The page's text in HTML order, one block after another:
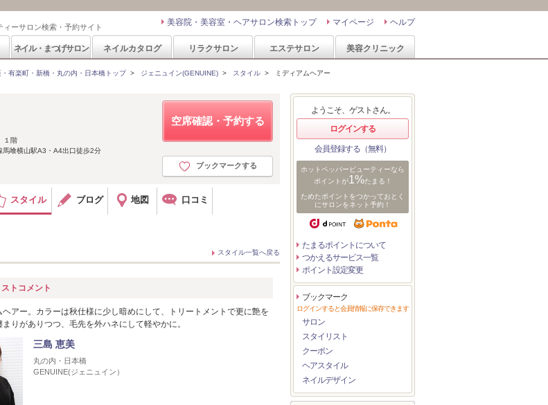
ーサロン検索・予約サイト ヘルプ
マイページ
美容院・美容室・ヘアサロン検索トップ
ネイル・まつげサロン ネイルカタログ リラクサロン エステサロン 美容クリニック
・有楽町・新橋・丸の内・日本橋トップ> ジェニュイン(GENUINE) > スタイル > ミディアムヘアー
空席確認・予約する
ブックマークする
１階
喰横山駅A3・A4出口徒歩2分
スタイル ブログ 地図 口コミ
スタイル一覧へ戻る
トコメント
ヘアー。カラーは秋仕様に少し暗めにして、トリートメントで更に艶を
まりがありつつ、毛先を外ハネにして軽やかに。
三島 恵美
丸の内・日本橋
GENUINE(ジェニュイン）
ようこそ、ゲストさん。
ログインする
会員登録する（無料）
ホットペッパービューティーなら
ポイントが1%たまる！
ためたポイントをつかっておとく
にサロンをネット予約！
たまるポイントについて
つかえるサービス一覧
ポイント設定変更
ブックマーク
ログインすると会員情報に保存できます
サロン
スタイリスト
クーポン
ヘアスタイル
ネイルデザイン